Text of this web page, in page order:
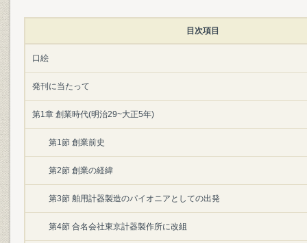
目次項目
口絵
発刊に当たって
第1章 創業時代(明治29~大正5年)
第1節 創業前史
第2節 創業の経緯
第3節 舶用計器製造のパイオニアとしての出発
第4節 合名会社東京計器製作所に改組